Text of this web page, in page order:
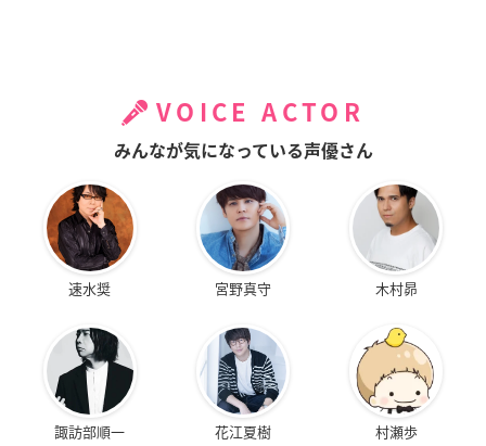
VOICE ACTOR
みんなが気になっている声優さん
速水奨 宮野真守 木村昴
諏訪部順一 花江夏樹 村瀬歩